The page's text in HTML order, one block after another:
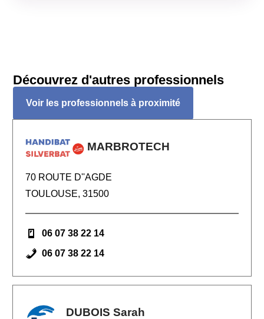
Découvrez d'autres professionnels
Voir les professionnels à proximité
MARBROTECH
70 ROUTE D''AGDE
TOULOUSE, 31500
06 07 38 22 14
06 07 38 22 14
DUBOIS Sarah